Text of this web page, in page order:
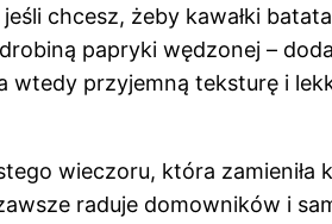
jeśli chcesz, żeby kawałki
papryki wędzonej –
wtedy przyjemną teksturę i
wieczoru, która zamieniła
raduje domowników i